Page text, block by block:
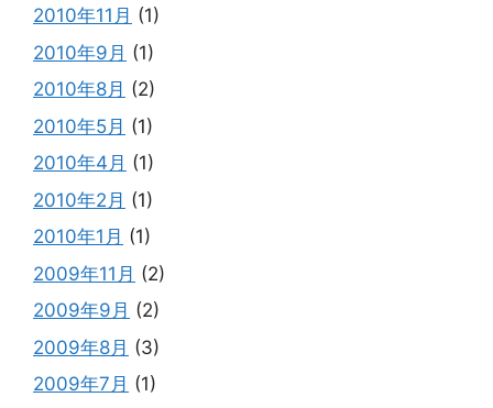
2010年11月 (1)
2010年9月 (1)
2010年8月 (2)
2010年5月 (1)
2010年4月 (1)
2010年2月 (1)
2010年1月 (1)
2009年11月 (2)
2009年9月 (2)
2009年8月 (3)
2009年7月 (1)